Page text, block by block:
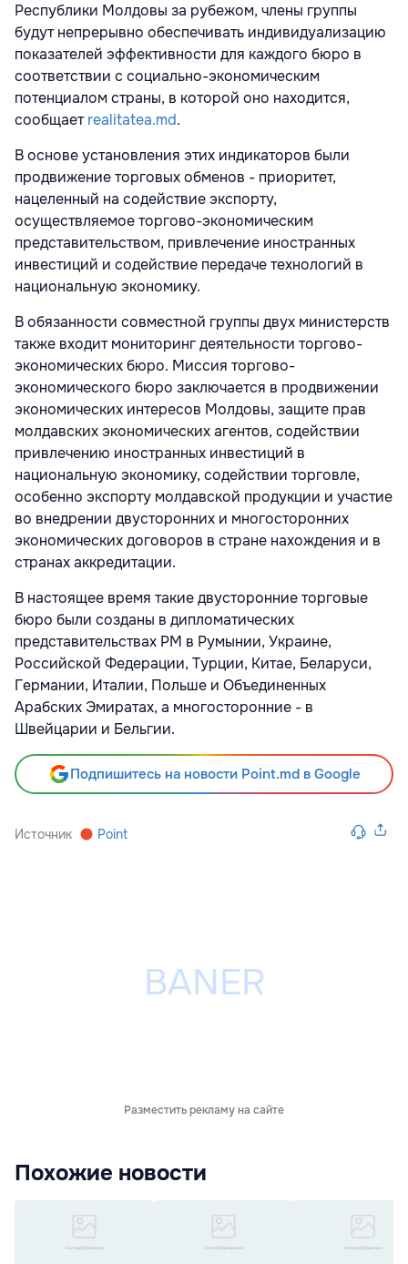
Республики Молдовы за рубежом, члены группы
будут непрерывно обеспечивать индивидуализацию
показателей эффективности для каждого бюро в
соответствии с социально-экономическим
потенциалом страны, в которой оно находится,
сообщаетrealitatea.md.
В основе установления этих индикаторов были
продвижение торговых обменов - приоритет,
нацеленный на содействие экспорту,
осуществляемое торгово-экономическим
представительством, привлечение иностранных
инвестиций и содействие передаче технологий в
национальную экономику.
В обязанности совместной группы двух министерств
также входит мониторинг деятельности торгово-
экономических бюро. Миссия торгово-
экономического бюро заключается в продвижении
экономических интересов Молдовы, защите прав
молдавских экономических агентов, содействии
привлечению иностранных инвестиций в
национальную экономику, содействии торговле,
особенно экспорту молдавской продукции и участие
во внедрении двусторонних и многосторонних
экономических договоров в стране нахождения и в
странах аккредитации.
В настоящее время такие двусторонние торговые
бюро были созданы в дипломатических
представительствах РМ в Румынии, Украине,
Российской Федерации, Турции, Китае, Беларуси,
Германии, Италии, Польше и Объединенных
Арабских Эмиратах, а многосторонние - в
Швейцарии и Бельгии.
Подпишитесь на новости Point.md в Google
Источник Point
Разместить рекламу на сайте
Похожие новости